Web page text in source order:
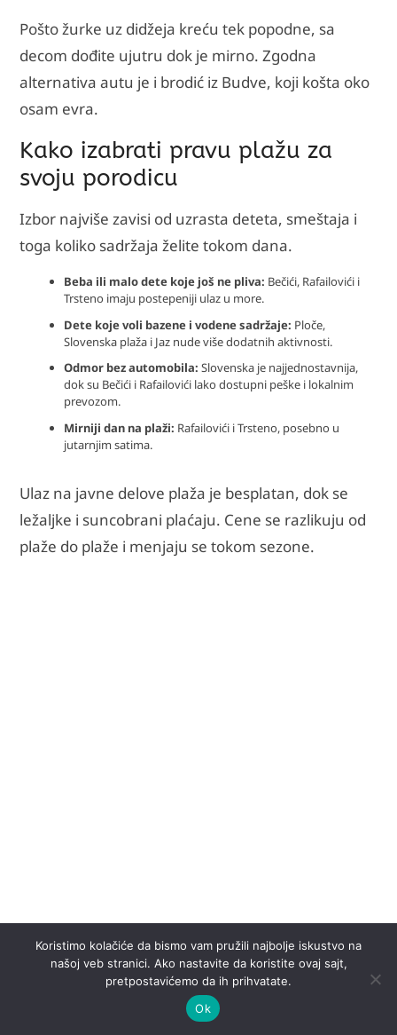
Pošto žurke uz didžeja kreću tek popodne, sa
decom dođite ujutru dok je mirno. Zgodna
alternativa autu je i brodić iz Budve, koji košta oko
osam evra.
Kako izabrati pravu plažu za
svoju porodicu
Izbor najviše zavisi od uzrasta deteta, smeštaja i
toga koliko sadržaja želite tokom dana.
Beba ili malo dete koje još ne pliva: Bečići, Rafailovići i
Trsteno imaju postepeniji ulaz u more.
Dete koje voli bazene i vodene sadržaje: Ploče,
Slovenska plaža i Jaz nude više dodatnih aktivnosti.
Odmor bez automobila: Slovenska je najjednostavnija,
dok su Bečići i Rafailovići lako dostupni peške i lokalnim
prevozom.
Mirniji dan na plaži: Rafailovići i Trsteno, posebno u
jutarnjim satima.
Ulaz na javne delove plaža je besplatan, dok se
ležaljke i suncobrani plaćaju. Cene se razlikuju od
plaže do plaže i menjaju se tokom sezone.
Za Jaz i druge šljunkovitije plaže ponesite patike za
vodu, posebno ako putujete sa manjom decom.
Koristimo kolačiće da bismo vam pružili najbolje iskustvo na
našoj veb stranici. Ako nastavite da koristite ovaj sajt,
pretpostavićemo da ih prihvatate.
Ok